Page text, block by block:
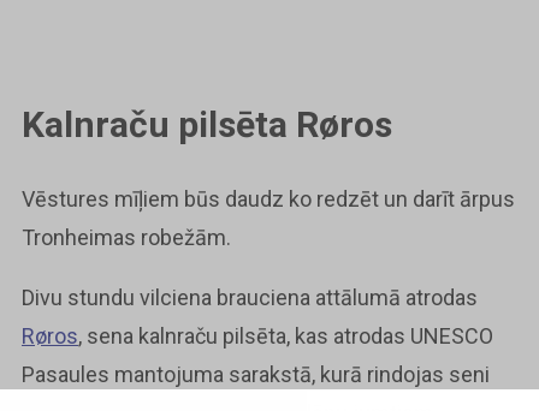
Kalnraču pilsēta Røros
Vēstures mīļiem būs daudz ko redzēt un darīt ārpus
Tronheimas robežām.
Divu stundu vilciena brauciena attālumā atrodas
Røros, sena kalnraču pilsēta, kas atrodas UNESCO
Pasaules mantojuma sarakstā, kurā rindojas seni